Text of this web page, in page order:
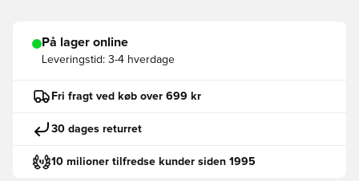
På lager online
Leveringstid: 3-4 hverdage
Fri fragt ved køb over 699 kr
30 dages returret
10 milioner tilfredse kunder siden 1995